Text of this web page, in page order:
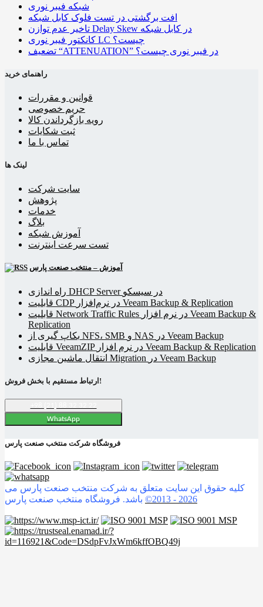
شبکه فیبر نوری
افت برگشتی در تست فلوک کابل شبکه
تاخیر عدم توازن Delay Skew در کابل شبکه
کانکتور فیبر نوری LC چیست؟
تضعیف “ATTENUATION” در فیبر نوری چیست؟
راهنمای خرید
قوانین و مقررات
حریم خصوصی
رویه بازگرداندن کالا
ثبت شکایات
تماس با ما
لینک ها
سایت شرکت
پژوهش
خدمات
بلاگ
آموزش شبکه
تست سرعت اینترنت
آموزش – منتخب صنعت پارس
راه اندازی DHCP Server در سیسکو
قابلیت CDP در نرم‌افزار Veeam Backup & Replication
قابلیت Network Traffic Rules در نرم افزار Veeam Backup &
Replication
بکاپ گیری از NFS، SMB و NAS در Veeam Backup
قابلیت VeeamZIP در نرم افزار Veeam Backup & Replication
انتقال ماشین مجازی Migration در Veeam Backup
ارتباط مستقیم با بخش فروش!
WhatsApp
فروشگاه شرکت منتخب صنعت پارس
کلیه حقوق این سایت متعلق به شرکت منتخب صنعت پارس می
©2013 - 2026